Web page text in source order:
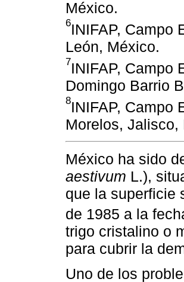
México.
6INIFAP, Campo
León, México.
7INIFAP, Campo
Domingo Barrio
8INIFAP, Campo
Morelos, Jalisco,
México ha sido
aestivum L.),
que la superficie
de 1985 a la
trigo cristalino o
para cubrir la
Uno de los